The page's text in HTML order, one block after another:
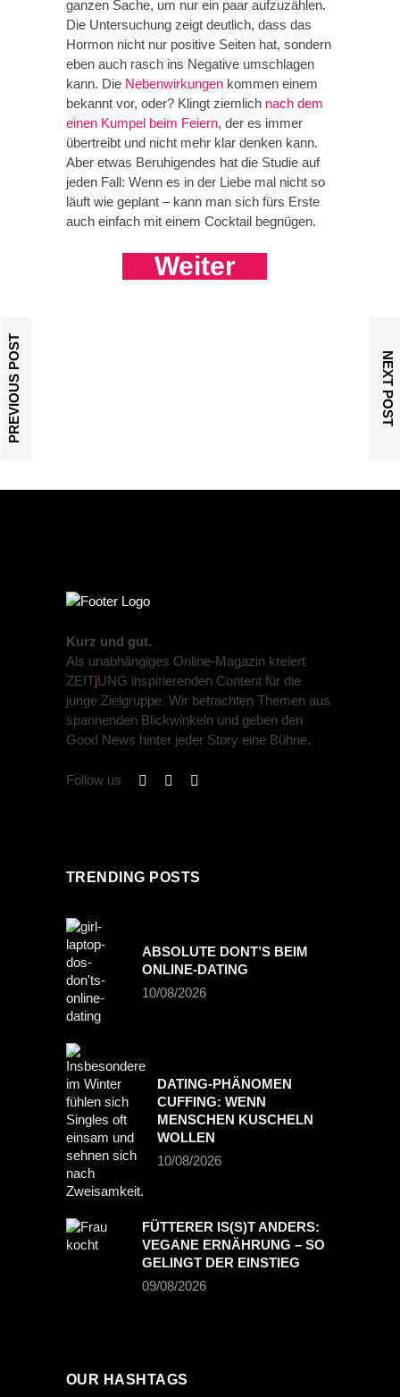
ganzen Sache, um nur ein paar aufzuzählen.
Die Untersuchung zeigt deutlich, dass das
Hormon nicht nur positive Seiten hat, sondern
eben auch rasch ins Negative umschlagen
kann. Die Nebenwirkungen kommen einem
bekannt vor, oder? Klingt ziemlich nach dem
einen Kumpel beim Feiern, der es immer
übertreibt und nicht mehr klar denken kann.
Aber etwas Beruhigendes hat die Studie auf
jeden Fall: Wenn es in der Liebe mal nicht so
läuft wie geplant – kann man sich fürs Erste
auch einfach mit einem Cocktail begnügen.
Weiter
PREVIOUS POST NEXT POST
Kurz und gut.
Als unabhängiges Online-Magazin kreiert
ZEITjUNG inspirierenden Content für die
junge Zielgruppe. Wir betrachten Themen aus
spannenden Blickwinkeln und geben den
Good News hinter jeder Story eine Bühne.
Follow us
TRENDING POSTS
ABSOLUTE DONT’S BEIM
ONLINE-DATING
10/08/2026
DATING-PHÄNOMEN
CUFFING: WENN
MENSCHEN KUSCHELN
WOLLEN
10/08/2026
FÜTTERER IS(S)T ANDERS:
VEGANE ERNÄHRUNG – SO
GELINGT DER EINSTIEG
09/08/2026
OUR HASHTAGS